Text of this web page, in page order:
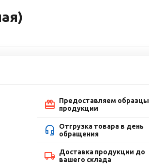
Предоставляем образцы
продукции
Отгрузка товара в день
обращения
Доставка продукции до
вашего склада